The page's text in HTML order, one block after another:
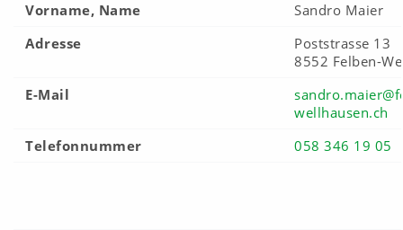
Vorname, Name
Sandro Maier
Adresse
Poststrasse 13
8552 Felben-
E-Mail
wellhausen.ch
Telefonnummer
058 346 19 05